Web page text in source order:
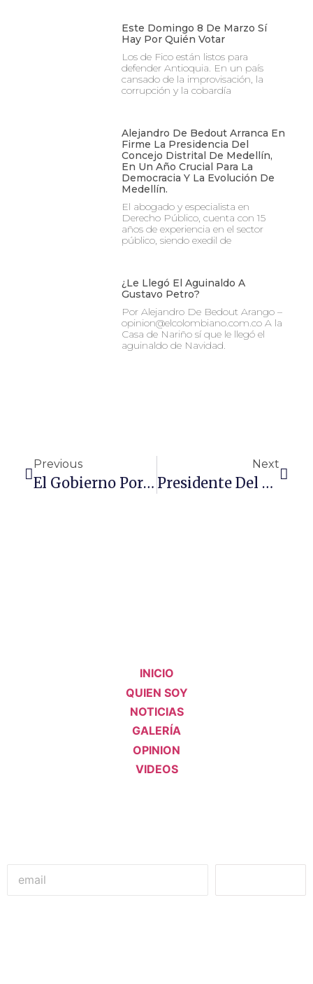
Este Domingo 8 De Marzo Sí
Hay Por Quién Votar
Los de Fico están listos para
defender Antioquia. En un país
cansado de la improvisación, la
corrupción y la cobardía
Alejandro De Bedout Arranca En
Firme La Presidencia Del
Concejo Distrital De Medellín,
En Un Año Crucial Para La
Democracia Y La Evolución De
Medellín.
El abogado y especialista en
Derecho Público, cuenta con 15
años de experiencia en el sector
público, siendo exedil de
¿Le Llegó El Aguinaldo A
Gustavo Petro?
Por Alejandro De Bedout Arango –
opinion@elcolombiano.com.co A la
Casa de Nariño sí que le llegó el
aguinaldo de Navidad.
Previous
El Gobierno Por Fin Firmó El Otrosí Que Destraba El «Plan De Choque» Para Salvar Nuestro Aeropuerto José María Córdova. Ahora Las Obras Serán Una Realidad
Next
Presidente Del Concejo Distrital De Medellín, Alejandro De Bedout Arango, Demandó Resolución Que Otorga Libertad A Cabecillas De Estructuras Armadas
INICIO
QUIEN SOY
NOTICIAS
GALERÍA
OPINION
VIDEOS